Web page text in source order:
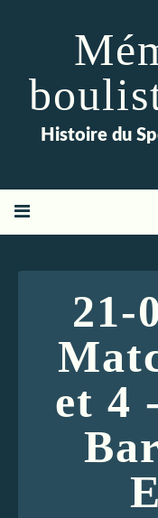
Histoire du
21-
et 4